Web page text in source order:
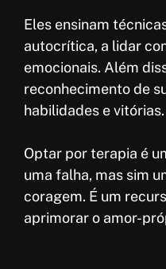
Eles ensinam
autocrítica, a lidar
emocionais. Além
reconhecimento de
habilidades e vitórias.
Optar por terapia é
uma falha, mas sim
coragem. É um
aprimorar o amor-